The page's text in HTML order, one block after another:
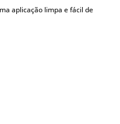
aplicação limpa e fácil de